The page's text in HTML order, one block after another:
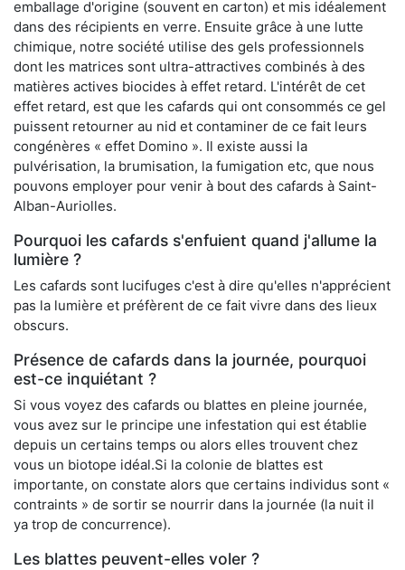
emballage d'origine (souvent en carton) et mis idéalement
dans des récipients en verre. Ensuite grâce à une lutte
chimique, notre société utilise des gels professionnels
dont les matrices sont ultra-attractives combinés à des
matières actives biocides à effet retard. L'intérêt de cet
effet retard, est que les cafards qui ont consommés ce gel
puissent retourner au nid et contaminer de ce fait leurs
congénères « effet Domino ». Il existe aussi la
pulvérisation, la brumisation, la fumigation etc, que nous
pouvons employer pour venir à bout des cafards à Saint-
Alban-Auriolles.
Pourquoi les cafards s'enfuient quand j'allume la
lumière ?
Les cafards sont lucifuges c'est à dire qu'elles n'apprécient
pas la lumière et préfèrent de ce fait vivre dans des lieux
obscurs.
Présence de cafards dans la journée, pourquoi
est-ce inquiétant ?
Si vous voyez des cafards ou blattes en pleine journée,
vous avez sur le principe une infestation qui est établie
depuis un certains temps ou alors elles trouvent chez
vous un biotope idéal.Si la colonie de blattes est
importante, on constate alors que certains individus sont «
contraints » de sortir se nourrir dans la journée (la nuit il
ya trop de concurrence).
Les blattes peuvent-elles voler ?